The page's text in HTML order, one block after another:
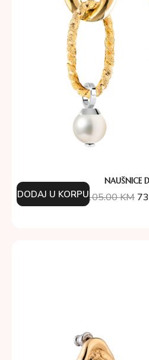
NAUŠNICE
105.00KM
DODAJ U KORPU